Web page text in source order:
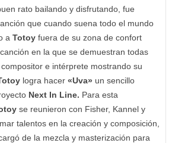
rato bailando y disfrutando, fue
que cuando suena todo el mundo
a Totoy fuera de su zona de confort
en la que se demuestran todas
e intérprete mostrando su
logra hacer «Uva» un sencillo
Next In Line. Para esta
se reunieron con Fisher, Kannel y
talentos en la creación y composición,
de la mezcla y masterización para